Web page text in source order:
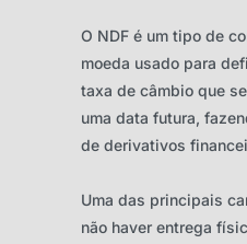
O NDF é um tipo de
moeda usado para
taxa de câmbio que
uma data futura,
de derivativos
Uma das principais
não haver entrega